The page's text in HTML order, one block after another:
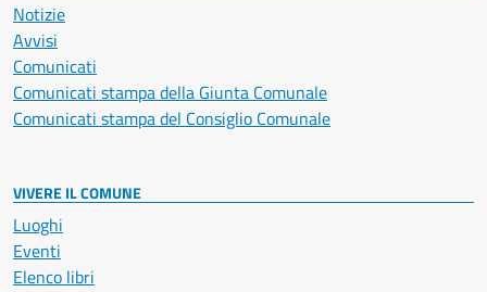
Notizie
Avvisi
Comunicati
Comunicati stampa della Giunta Comunale
Comunicati stampa del Consiglio Comunale
VIVERE IL COMUNE
Luoghi
Eventi
Elenco libri